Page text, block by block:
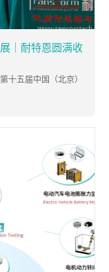
｜耐特恩圆满收
十五届中国（北京）